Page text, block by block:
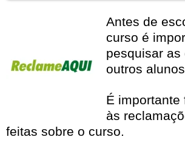
Antes de
curso é
pesquisar as
outros
É importante
às
feitas sobre o curso.